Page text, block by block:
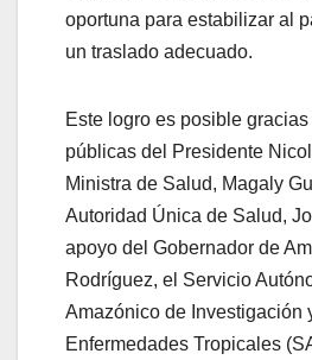
oportuna para estabilizar al
un traslado adecuado.
Este logro es posible
públicas del Presidente
Ministra de Salud, Magaly
Autoridad Única de Salud,
apoyo del Gobernador de
Rodríguez, el Servicio
Amazónico de Investigación
Enfermedades Tropicales